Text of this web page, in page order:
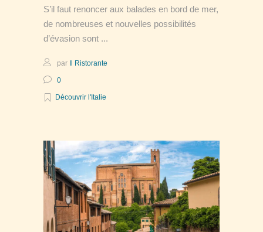
S’il faut renoncer aux balades en bord de mer,
de nombreuses et nouvelles possibilités
d’évasion sont
par Il Ristorante
0
Découvrir l'Italie